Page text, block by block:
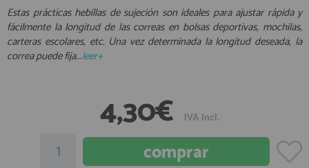
Neveras y Termos
Seguridad
Vela y Maniobra
Submarinismo
AFILIADOS
Área profesionales
Regístrate y aprovecha los descuentos y ventajas de ser
Únete ya a los mas de de 500 Profesionales de la Náutica
registro profesional
Estas prácticas hebillas de sujeción son ideales para ajustar rápida y
fácilmente la longitud de las correas en bolsas deportivas, mochilas,
carteras escolares, etc. Una vez determinada la longitud deseada, la
correa puede fija...leer+
4,30€ IVA Incl.